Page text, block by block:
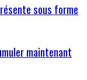
sous forme
maintenant